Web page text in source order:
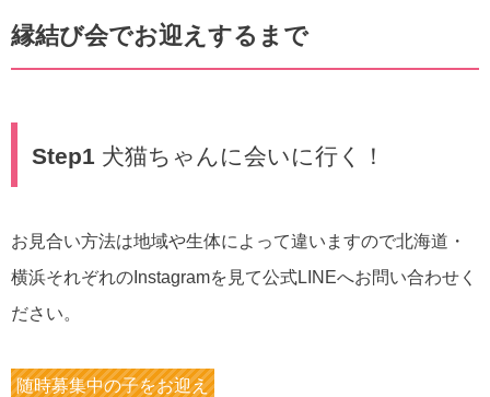
縁結び会でお迎えするまで
Step1 犬猫ちゃんに会いに行く！
お見合い方法は地域や生体によって違いますので北海道・
横浜それぞれのInstagramを見て公式LINEへお問い合わせく
ださい。
随時募集中の子をお迎え